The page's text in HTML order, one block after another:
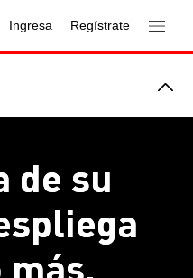
Ingresa Regístrate
de su
más.